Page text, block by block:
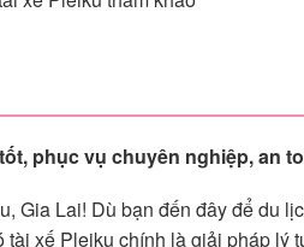
phục vụ chuyên nghiệp, an
Gia Lai! Dù bạn đến đây để du
tài xế Pleiku chính là giải pháp